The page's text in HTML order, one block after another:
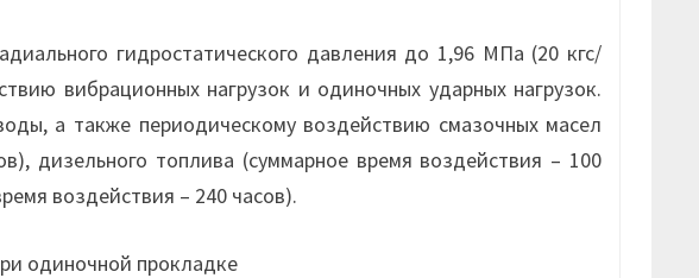
гидростатического давления до 1,96 МПа (20 кгс/
вибрационных нагрузок и одиночных ударных нагрузок.
а также периодическому воздействию смазочных масел
дизельного топлива (суммарное время воздействия – 100
воздействия – 240 часов).
одиночной прокладке